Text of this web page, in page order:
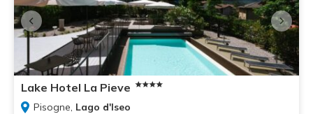
Lake Hotel La Pieve
Pisogne, Lago d'Iseo